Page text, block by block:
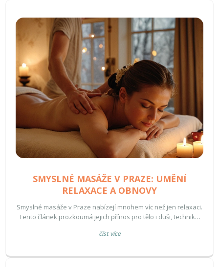
SMYSLNÉ MASÁŽE V PRAZE: UMĚNÍ
RELAXACE A OBNOVY
Smyslné masáže v Praze nabízejí mnohem víc než jen relaxaci.
Tento článek prozkoumá jejich přínos pro tělo i duši, techniky,
správnou pro vás. Objevte tajemství, které skrývají smyslné
číst více